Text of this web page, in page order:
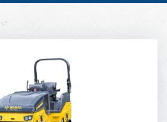
BW138AD-5
175,-
140,-
DAGPRIJS PER MAAND
105,-